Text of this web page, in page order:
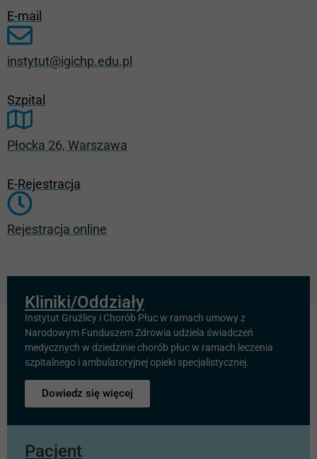
E-mail
instytut@igichp.edu.pl
Szpital
Płocka 26, Warszawa
E-Rejestracja
Rejestracja online
Kliniki/Oddziały
Instytut Gruźlicy i Chorób Płuc w ramach umowy z
Narodowym Funduszem Zdrowia udziela świadczeń
medycznych w dziedzinie chorób płuc w ramach leczenia
szpitalnego i ambulatoryjnej opieki specjalistycznej.
Dowiedz się więcej
Pacjent